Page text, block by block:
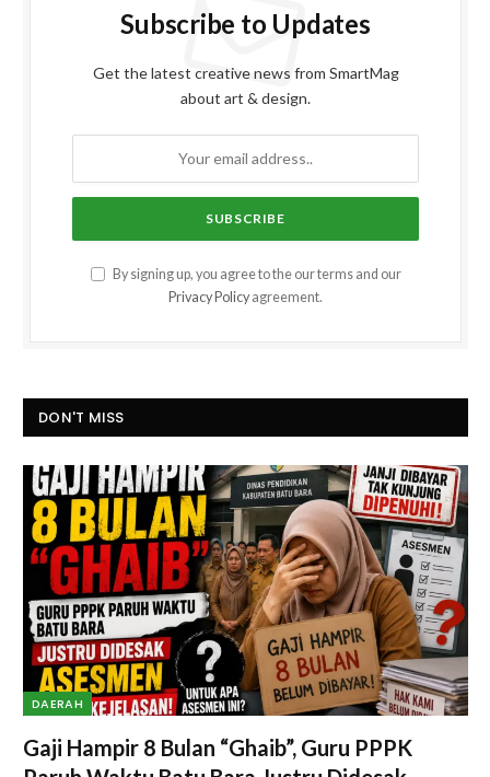
Subscribe to Updates
Get the latest creative news from SmartMag
about art & design.
By signing up, you agree to the our terms and our
Privacy Policy agreement.
DON'T MISS
DAERAH
Gaji Hampir 8 Bulan “Ghaib”, Guru PPPK